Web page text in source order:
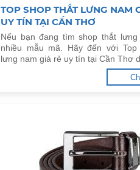
TOP SHOP THẮT LƯNG NAM
UY TÍN TẠI CẦN THƠ
Nếu bạn đang tìm shop thắt lưng
nhiều mẫu mã. Hãy đến với Top
lưng nam giá rẻ uy tín tại Cần Thơ